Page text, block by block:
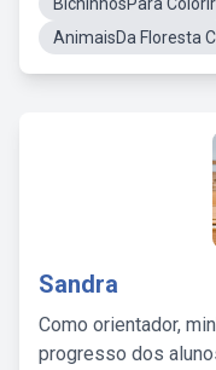
AnimaisDa Floresta
Sandra
Como orientador,
progresso dos